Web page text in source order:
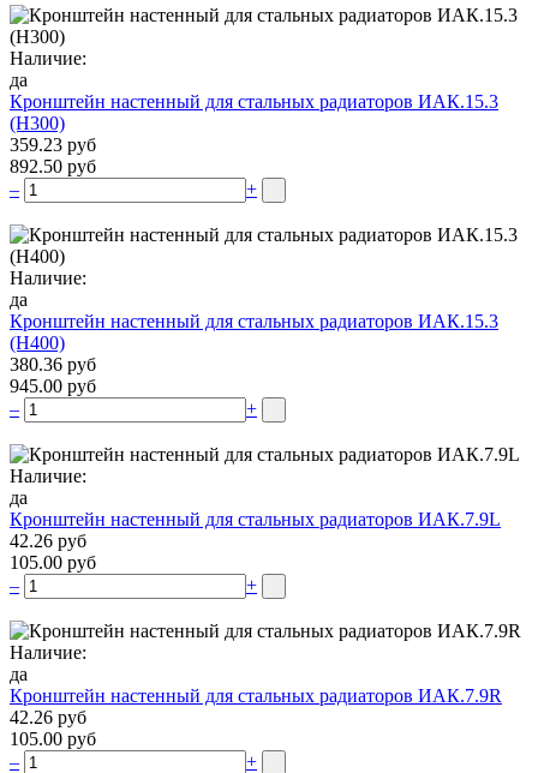
Наличие:
да
Кронштейн настенный для стальных радиаторов ИАК.15.3
(H300)
359.23 руб
892.50 руб
–
+
Наличие:
да
Кронштейн настенный для стальных радиаторов ИАК.15.3
(H400)
380.36 руб
945.00 руб
–
+
Наличие:
да
Кронштейн настенный для стальных радиаторов ИАК.7.9L
42.26 руб
105.00 руб
–
+
Наличие:
да
Кронштейн настенный для стальных радиаторов ИАК.7.9R
42.26 руб
105.00 руб
–
+